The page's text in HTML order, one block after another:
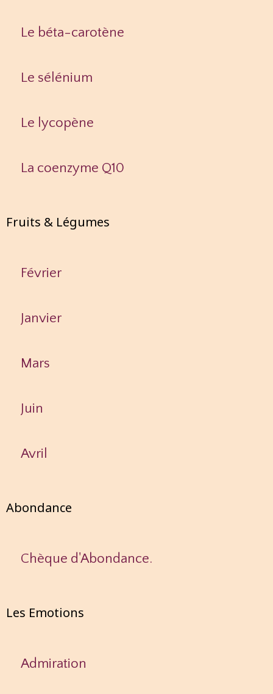
Le béta-carotène
Le sélénium
Le lycopène
La coenzyme Q10
Fruits & Légumes
Février
Janvier
Mars
Juin
Avril
Abondance
Chèque d'Abondance.
Les Emotions
Admiration